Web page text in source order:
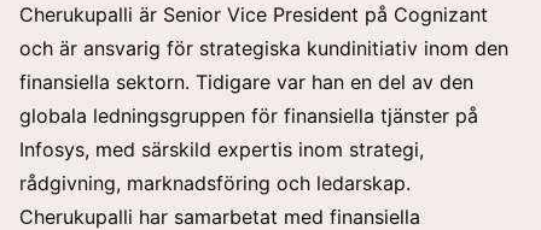
Cherukupalli är Senior Vice President på Cognizant
och är ansvarig för strategiska kundinitiativ inom den
finansiella sektorn. Tidigare var han en del av den
globala ledningsgruppen för finansiella tjänster på
Infosys, med särskild expertis inom strategi,
rådgivning, marknadsföring och ledarskap.
Cherukupalli har samarbetat med finansiella